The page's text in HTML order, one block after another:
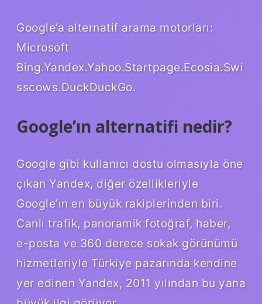
Google’a alternatif arama motorları:
Microsoft
Bing.Yandex.Yahoo.Startpage.Ecosia.Swi
sscows.DuckDuckGo.
Google’ın alternatifi nedir?
Google gibi kullanıcı dostu olmasıyla öne
çıkan Yandex, diğer özellikleriyle
Google’ın en büyük rakiplerinden biri.
Canlı trafik, panoramik fotoğraf, haber,
e-posta ve 360 ​​derece sokak görünümü
hizmetleriyle Türkiye pazarında kendine
yer edinen Yandex, 2011 yılından bu yana